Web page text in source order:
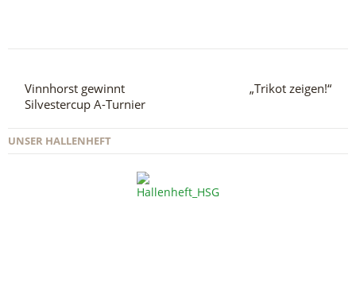
Vinnhorst gewinnt
Silvestercup A-Turnier
„Trikot zeigen!“
UNSER HALLENHEFT